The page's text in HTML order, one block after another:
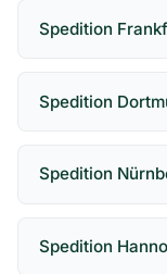
Spedition
Spedition
Spedition
Spedition